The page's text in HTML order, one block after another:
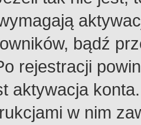
bądź
rejestracji
aktywacja
w nim